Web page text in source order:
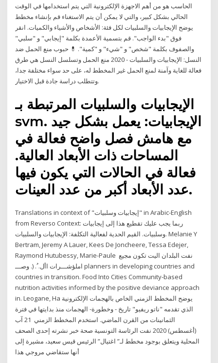
الحاسب هو من أهم الاجهزة الإلكترونية التي يتم استخدامها في الوقت
الحالي بشكل كبير، والتي لا يمكن أن يتم الاستغناء قم بإنشاء مخطط
يوضح الإيجابيات والسلبيات لكل فئة: الأشخاص والأشياء والكميات. انقر
فوق "بدء الواجب". قم بتسمية الأعمدة بكلمة "إيجابي" و "سلبي"
والصفوف بكلمة "شخص" و "شيء" و "كمية". 💊 حبوب منع الحمل ضد
النسل: الإيجابيات والسلبيات - 2020 منع الحمل وتسلسل النسل هي طرق
فعالة للغاية وآمنة لمنع الحمل غير المخطط له، على حد سواء مختلفة جدا،
وتتطلب دراسة جادة قبل الاختيار.
الإيجابيات والسلبيات المرتبطة بـ
svm. الإيجابيات: يعمل بشكل جيد
مع هامش فصل واضح فعالة في
المساحات ذات الأبعاد العالية.
فعالة في الحالات التي يكون فيها
عدد الأبعاد أكبر من عدد العينات.
Translations in context of "إيجابيات وسلبيات" in Arabic-English
from Reverso Context: ربما يجب عليك تقطيع هذا إلى إيجابيات
وسلبيات. القيم الحدية لفعالية التكلفة: الإيجابيات والسلبيات. Melanie Y
Bertram, Jeremy A Lauer, Kees De Joncheere, Tessa Edejer,
Raymond Hutubessy, Marie-Paule نفت البلدان اليت تكون مجيع
املؤشـــرات األ. ُ. (. وصـــ planners in developing countries and
countries in transition. Food Into Cities Community-based
nutrition activities informed by the positive deviance approach
in. Leogane, Ha يوضح المخطط الزمني الخاص بالهجمات الإلكترونية
الذي تقدمه "ناتو ريفيو" تاريخ - وخطورة- الهجمات منذ بدايتها في فترة
الثمانينات من القرن الماضي. استخدم المخطط الزمني 21 آب
(أغسطس) 2020 نفت الرئاسة التونسية صحة خبر نشرته إحدى الصحف
المحلية ويتعلق بوجود مخطط لـ” اغتيال” الرئيس قيس سعيد، مشيرة إلى